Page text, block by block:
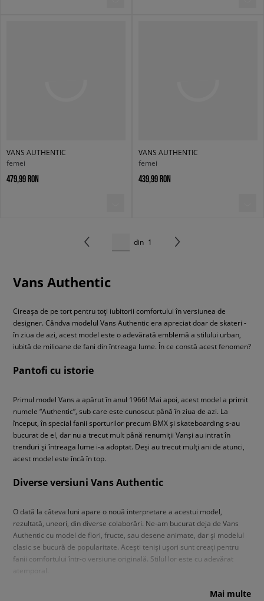
VANS AUTHENTIC
femei
479,99 RON
VANS AUTHENTIC
femei
439,99 RON
din 1
Vans Authentic
Cireașa de pe tort pentru toți iubitorii comfortului în versiunea de
designer. Cândva modelul Vans Authentic era apreciat doar de skateri -
în ziua de azi, acest model este o adevărată emblemă a stilului urban,
iubită de milioane de fani din întreaga lume. În ce constă acest fenomen?
Pantofi cu istorie
Primul model Vans a apărut în anul 1966! Mai apoi, acest model a primit
numele “Authentic”, sub care este cunoscut până în ziua de azi. La
început, în special fanii sporturilor precum BMX și skateboarding s-au
bucurat de el, dar nu a trecut mult până renumiții Vanși au intrat în
trenduri și întreaga lume i-a adoptat. Deși au trecut mulți ani de atunci,
acest model este încă în top.
Diverse versiuni Vans Authentic
O dată la câteva luni apare o nouă interpretare a acestui model,
rezultată, uneori, din diverse colaborări. Ne-am bucurat deja de Vans
Authentic cu model de flori, fructe, sau desene animate, dar și modelul
clasic se bucură de popularitate. Acești teniși ușori sunt creați pentru
fanii comfortului într-o versiune originală. Stilul lor este cu adevărat
atemporal.
Mai multe